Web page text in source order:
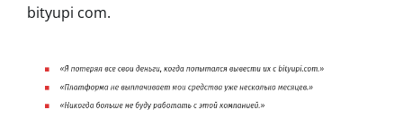
bityupi com.